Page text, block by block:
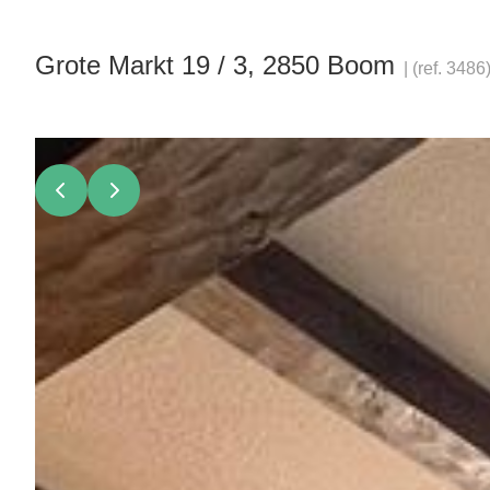
Grote Markt 19 / 3, 2850 Boom (ref. 3486)